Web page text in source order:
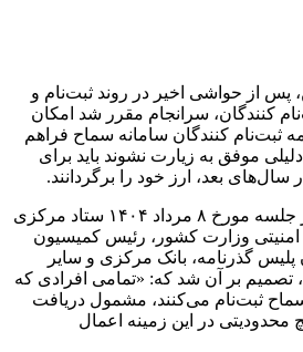
پس از حواشی اخیر در روند ثبت‌نام و
کنندگان، سرانجام مقرر شد امکان
ثبت‌نام‌ کنندگان سامانه سماح فراهم
موفق به زیارت نشوند باید برای
بعد، ارز خود را برگردانند.
بانک مرکزی اعلام کرد: در جلسه مورخ ۸ مرداد ۱۴۰۴ ستاد مرکزی
امنیتی وزارت کشور، رئیس کمیسیون
پلیس گذرنامه، بانک مرکزی و سایر
تصمیم بر آن شد که: «تمامی افرادی که
ثبت‌نام می‌کنند، مشمول دریافت
محدودیتی در این زمینه اعمال